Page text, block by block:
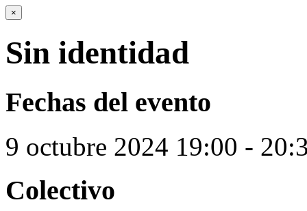
×
Sin identidad
Fechas del evento
9 octubre 2024 19:00 -
Colectivo